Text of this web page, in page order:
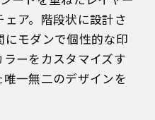
ア。階段状に設計さ
モダンで個性的な印
ーをカスタマイズす
一無二のデザインを